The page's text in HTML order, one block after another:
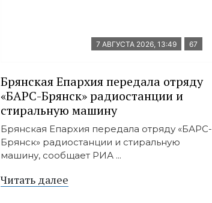
7 АВГУСТА 2026, 13:49 67
Брянская Епархия передала отряду
«БАРС-Брянск» радиостанции и
стиральную машину
Брянская Епархия передала отряду «БАРС-
Брянск» радиостанции и стиральную
машину, сообщает РИА ...
Читать далее